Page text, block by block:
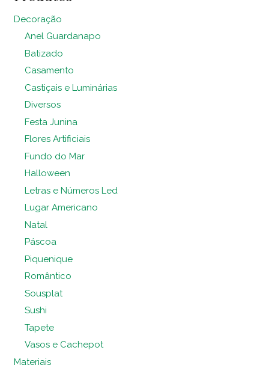
Decoração
Anel Guardanapo
Batizado
Casamento
Castiçais e Luminárias
Diversos
Festa Junina
Flores Artificiais
Fundo do Mar
Halloween
Letras e Números Led
Lugar Americano
Natal
Páscoa
Piquenique
Romântico
Sousplat
Sushi
Tapete
Vasos e Cachepot
Materiais